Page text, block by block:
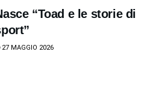
“Toad e le storie di
27 MAGGIO 2026